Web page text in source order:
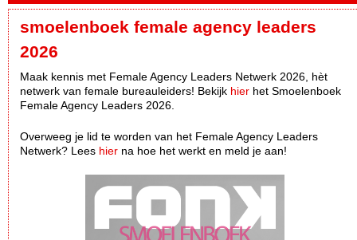
smoelenboek female agency leaders
2026
Maak kennis met Female Agency Leaders Netwerk 2026, hèt
netwerk van female bureauleiders! Bekijk hier het Smoelenboek
Female Agency Leaders 2026.
Overweeg je lid te worden van het Female Agency Leaders
Netwerk? Lees hier na hoe het werkt en meld je aan!